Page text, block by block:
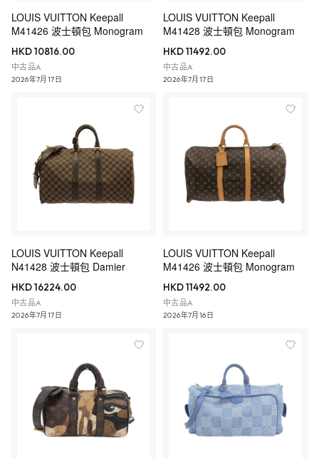
LOUIS VUITTON Keepall
M41426 波士頓包 Monogram
HKD 10816.00
中古品A
2026年7月17日
LOUIS VUITTON Keepall
M41428 波士頓包 Monogram
HKD 11492.00
中古品A
2026年7月17日
LOUIS VUITTON Keepall
N41428 波士頓包 Damier
HKD 16224.00
中古品A
2026年7月17日
LOUIS VUITTON Keepall
M41426 波士頓包 Monogram
HKD 11492.00
中古品A
2026年7月16日